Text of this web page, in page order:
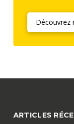
Découvrez
ARTICLES